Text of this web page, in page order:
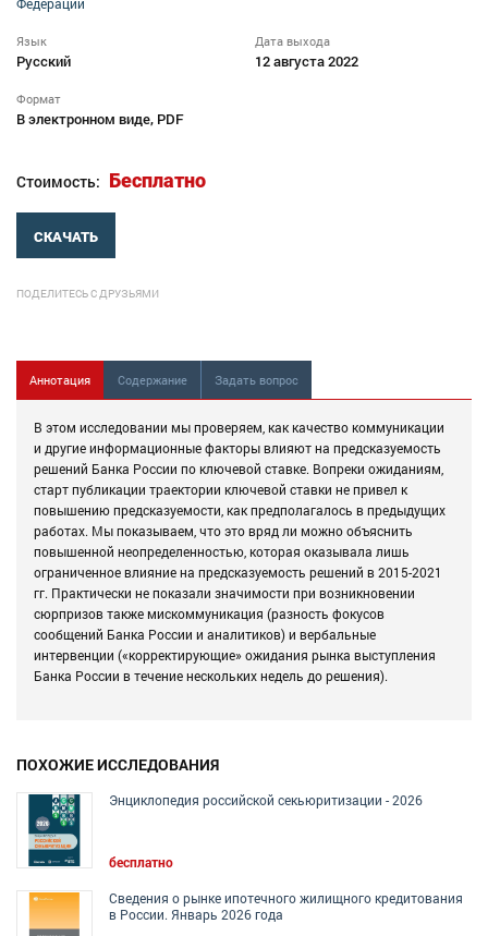
Язык
Русский
Дата выхода
12 августа 2022
Формат
В электронном виде, PDF
Стоимость: Бесплатно
СКАЧАТЬ
ПОДЕЛИТЕСЬ С ДРУЗЬЯМИ
Аннотация Содержание Задать вопрос
В этом исследовании мы проверяем, как качество коммуникации
и другие информационные факторы влияют на предсказуемость
решений Банка России по ключевой ставке. Вопреки ожиданиям,
старт публикации траектории ключевой ставки не привел к
повышению предсказуемости, как предполагалось в предыдущих
работах. Мы показываем, что это вряд ли можно объяснить
повышенной неопределенностью, которая оказывала лишь
ограниченное влияние на предсказуемость решений в 2015-2021
гг. Практически не показали значимости при возникновении
сюрпризов также мискоммуникация (разность фокусов
сообщений Банка России и аналитиков) и вербальные
интервенции («корректирующие» ожидания рынка выступления
Банка России в течение нескольких недель до решения).
ПОХОЖИЕ ИССЛЕДОВАНИЯ
Энциклопедия российской секьюритизации - 2026
бесплатно
Сведения о рынке ипотечного жилищного кредитования
в России. Январь 2026 года